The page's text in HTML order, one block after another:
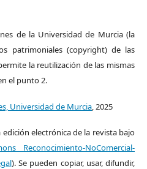
de la Universidad de Murcia (la
patrimoniales (copyright) de las
la reutilización de las mismas
el punto 2.
Universidad de Murcia, 2025
electrónica de la revista bajo
Reconocimiento-NoComercial-
). Se pueden copiar, usar, difundir,